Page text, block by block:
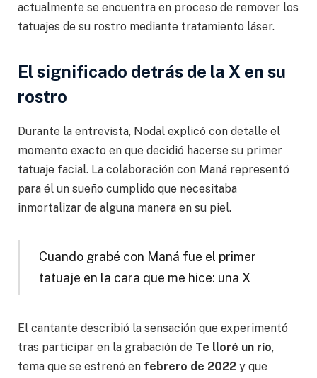
actualmente se encuentra en proceso de remover los
tatuajes de su rostro mediante tratamiento láser.
El significado detrás de la X en su
rostro
Durante la entrevista, Nodal explicó con detalle el
momento exacto en que decidió hacerse su primer
tatuaje facial. La colaboración con Maná representó
para él un sueño cumplido que necesitaba
inmortalizar de alguna manera en su piel.
Cuando grabé con Maná fue el primer
tatuaje en la cara que me hice: una X
El cantante describió la sensación que experimentó
tras participar en la grabación de Te lloré un río,
tema que se estrenó en febrero de 2022 y que